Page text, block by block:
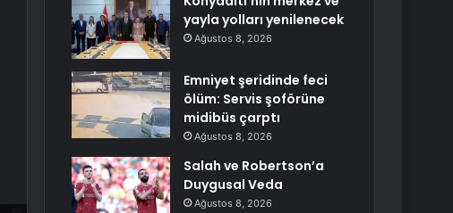
yayla yolları yenilenecek
Ağustos 8, 2026
Emniyet şeridinde feci
ölüm: Servis şoförüne
midibüs çarptı
Ağustos 8, 2026
Salah ve Robertson’a
Duygusal Veda
Ağustos 8, 2026